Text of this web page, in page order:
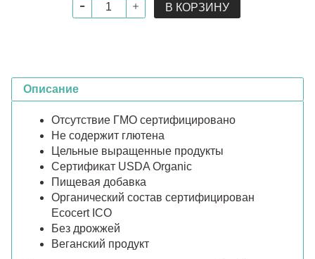
В КОРЗИНУ
Описание
Отсутствие ГМО сертифицировано
Не содержит глютена
Цельные выращенные продукты
Сертификат USDA Organic
Пищевая добавка
Органический состав сертифицирован
Ecocert ICO
Без дрожжей
Веганский продукт